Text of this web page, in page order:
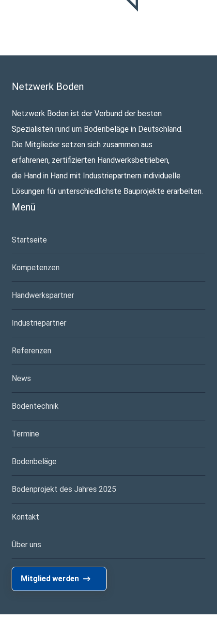
Netzwerk Boden
Netzwerk Boden ist der Verbund der besten
Spezialisten rund um Bodenbeläge in Deutschland.
Die Mitglieder setzen sich zusammen aus
erfahrenen, zertifizierten Handwerksbetrieben,
die Hand in Hand mit Industriepartnern individuelle
Lösungen für unterschiedlichste Bauprojekte erarbeiten.
Menü
Startseite
Kompetenzen
Handwerkspartner
Industriepartner
Referenzen
News
Bodentechnik
Termine
Bodenbeläge
Bodenprojekt des Jahres 2025
Kontakt
Über uns
Mitglied werden